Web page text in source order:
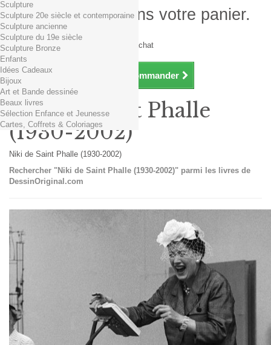
Il y a 1 produit dans votre panier.
Total produits TTC
Frais de port TTC
0,01€ dès 29€ d'achat
Total TTC
Continuer mes achats Commander
Sculpture
Sculpture 20e siècle et contemporaine
Sculpture ancienne
Sculpture du 19e siècle
Sculpture Bronze
Enfants
Idées Cadeaux
Bijoux
Art et Bande dessinée
Beaux livres
Sélection Enfance et Jeunesse
Cartes, Coffrets & Coloriages
Niki de Saint Phalle
(1930-2002)
Niki de Saint Phalle (1930-2002)
Rechercher "Niki de Saint Phalle (1930-2002)" parmi les livres de
DessinOriginal.com